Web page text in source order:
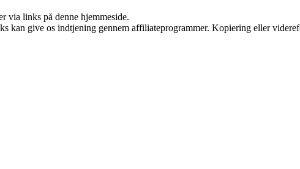
via links på denne hjemmeside.
kan give os indtjening gennem affiliateprogrammer. Kopiering eller